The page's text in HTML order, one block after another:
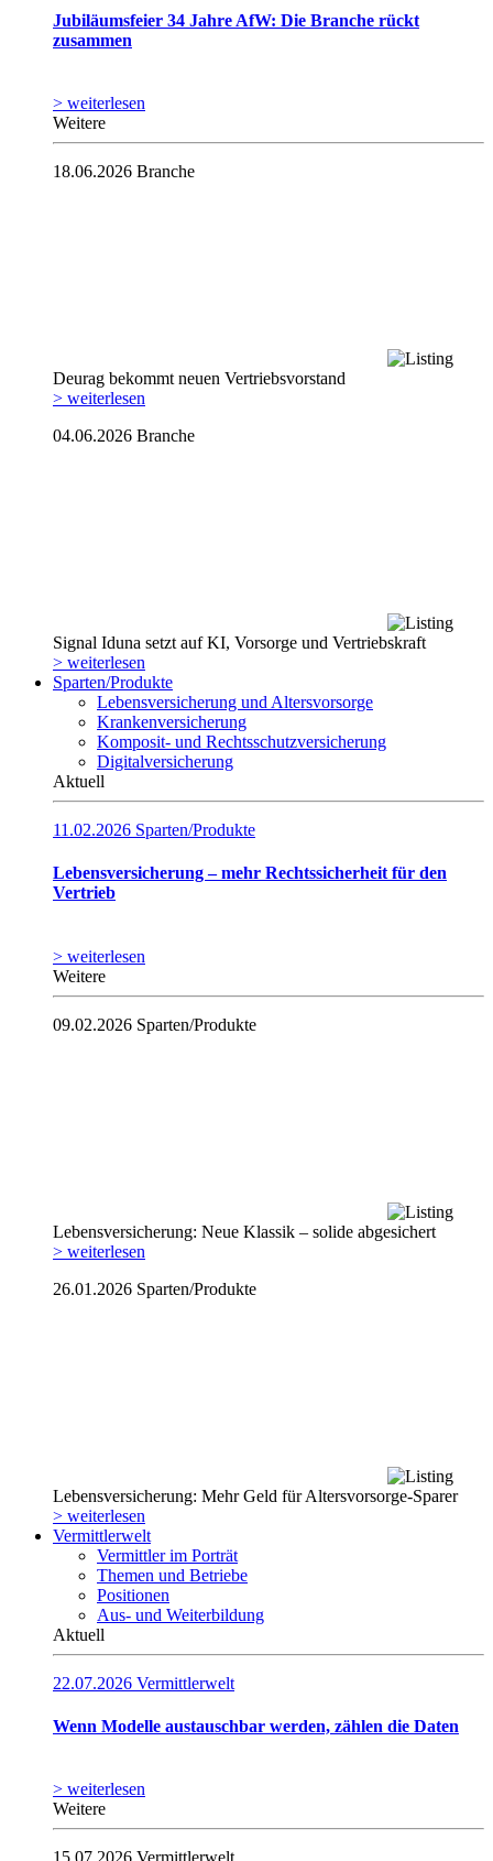
Jubiläumsfeier 34 Jahre AfW: Die Branche rückt
zusammen
> weiterlesen
Weitere
18.06.2026 Branche
Deurag bekommt neuen Vertriebsvorstand
> weiterlesen
04.06.2026 Branche
Signal Iduna setzt auf KI, Vorsorge und Vertriebskraft
> weiterlesen
Sparten/Produkte
Lebensversicherung und Altersvorsorge
Krankenversicherung
Komposit- und Rechtsschutzversicherung
Digitalversicherung
Aktuell
11.02.2026 Sparten/Produkte
Lebensversicherung – mehr Rechtssicherheit für den
Vertrieb
> weiterlesen
Weitere
09.02.2026 Sparten/Produkte
Lebensversicherung: Neue Klassik – solide abgesichert
> weiterlesen
26.01.2026 Sparten/Produkte
Lebensversicherung: Mehr Geld für Altersvorsorge-Sparer
> weiterlesen
Vermittlerwelt
Vermittler im Porträt
Themen und Betriebe
Positionen
Aus- und Weiterbildung
Aktuell
22.07.2026 Vermittlerwelt
Wenn Modelle austauschbar werden, zählen die Daten
> weiterlesen
Weitere